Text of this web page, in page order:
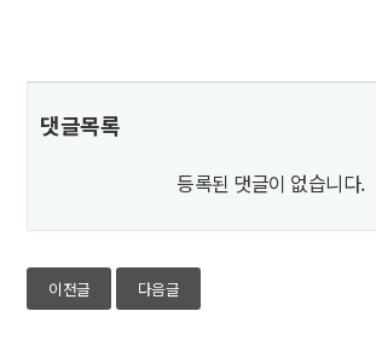
댓글목록
등록된 댓글이 없습니다.
이전글 다음글